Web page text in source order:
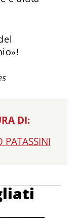
DI:
PATASSINI